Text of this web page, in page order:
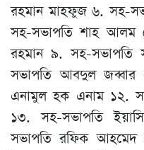
রহমান মাহফুজ ৬. সহ-
সহ-সভাপতি শাহ আলম
রহমান ৯. সহ-সভাপতি
সভাপতি আবদুল জব্বার
এনামুল হক এনাম ১২.
১৩. সহ-সভাপতি
সভাপতি রফিক